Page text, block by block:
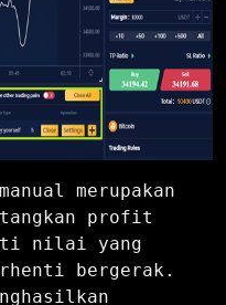
merupakan
profit
nilai yang
bergerak.